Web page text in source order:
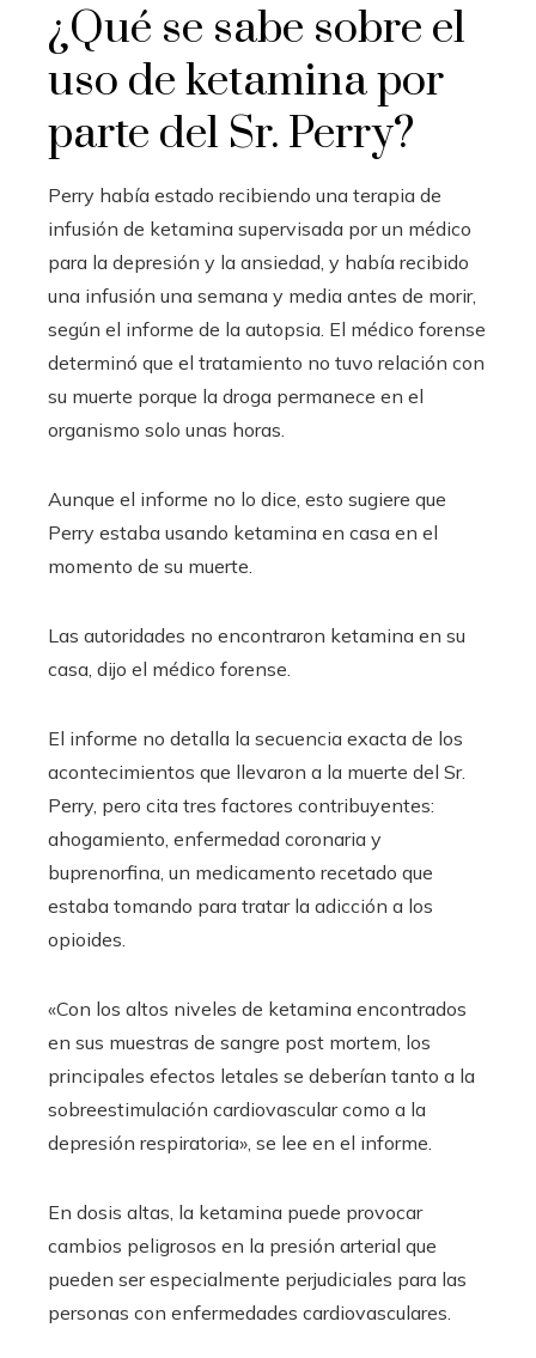
¿Qué se sabe sobre el
uso de ketamina por
parte del Sr. Perry?
Perry había estado recibiendo una terapia de
infusión de ketamina supervisada por un médico
para la depresión y la ansiedad, y había recibido
una infusión una semana y media antes de morir,
según el informe de la autopsia. El médico forense
determinó que el tratamiento no tuvo relación con
su muerte porque la droga permanece en el
organismo solo unas horas.
Aunque el informe no lo dice, esto sugiere que
Perry estaba usando ketamina en casa en el
momento de su muerte.
Las autoridades no encontraron ketamina en su
casa, dijo el médico forense.
El informe no detalla la secuencia exacta de los
acontecimientos que llevaron a la muerte del Sr.
Perry, pero cita tres factores contribuyentes:
ahogamiento, enfermedad coronaria y
buprenorfina, un medicamento recetado que
estaba tomando para tratar la adicción a los
opioides.
«Con los altos niveles de ketamina encontrados
en sus muestras de sangre post mortem, los
principales efectos letales se deberían tanto a la
sobreestimulación cardiovascular como a la
depresión respiratoria», se lee en el informe.
En dosis altas, la ketamina puede provocar
cambios peligrosos en la presión arterial que
pueden ser especialmente perjudiciales para las
personas con enfermedades cardiovasculares.